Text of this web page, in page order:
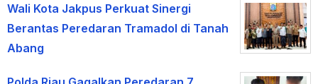
Wali Kota Jakpus Perkuat Sinergi
Berantas Peredaran Tramadol di Tanah
Abang